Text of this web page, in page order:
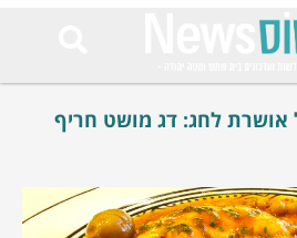
אושרת לחג: דג מושט חריף